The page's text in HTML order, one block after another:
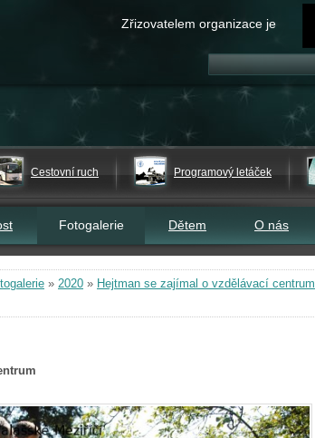
Zřizovatelem organizace je
Cestovní ruch Programový letáček
Fotogalerie Dětem O nás
» 2020 » Hejtman se zajímal o vzdělávací centrum